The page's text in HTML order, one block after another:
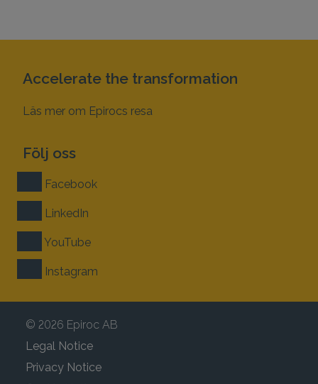
Accelerate the transformation
Läs mer om Epirocs resa
Följ oss
Facebook
LinkedIn
YouTube
Instagram
© 2026 Epiroc AB
Legal Notice
Privacy Notice